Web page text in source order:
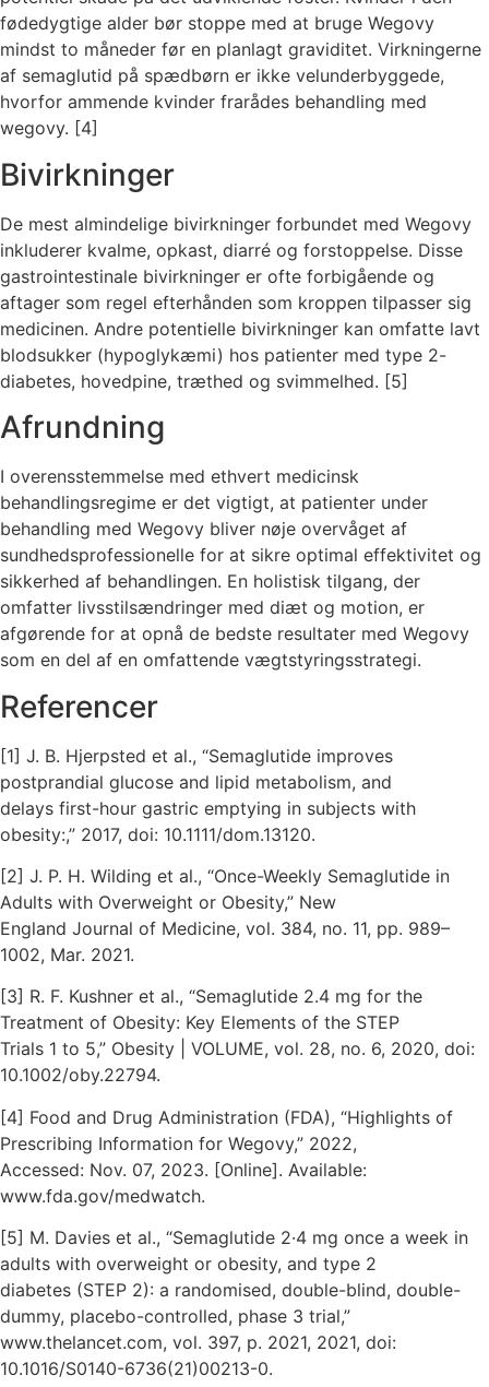
fødedygtige alder bør stoppe med at bruge Wegovy
mindst to måneder før en planlagt graviditet. Virkningerne
af semaglutid på spædbørn er ikke velunderbyggede,
hvorfor ammende kvinder frarådes behandling med
wegovy. [4]
Bivirkninger
De mest almindelige bivirkninger forbundet med Wegovy
inkluderer kvalme, opkast, diarré og forstoppelse. Disse
gastrointestinale bivirkninger er ofte forbigående og
aftager som regel efterhånden som kroppen tilpasser sig
medicinen. Andre potentielle bivirkninger kan omfatte lavt
blodsukker (hypoglykæmi) hos patienter med type 2-
diabetes, hovedpine, træthed og svimmelhed. [5]
Afrundning
I overensstemmelse med ethvert medicinsk
behandlingsregime er det vigtigt, at patienter under
behandling med Wegovy bliver nøje overvåget af
sundhedsprofessionelle for at sikre optimal effektivitet og
sikkerhed af behandlingen. En holistisk tilgang, der
omfatter livsstilsændringer med diæt og motion, er
afgørende for at opnå de bedste resultater med Wegovy
som en del af en omfattende vægtstyringsstrategi.
Referencer
[1] J. B. Hjerpsted et al., “Semaglutide improves
postprandial glucose and lipid metabolism, and
delays first-hour gastric emptying in subjects with
obesity:,” 2017, doi: 10.1111/dom.13120.
[2] J. P. H. Wilding et al., “Once-Weekly Semaglutide in
Adults with Overweight or Obesity,” New
England Journal of Medicine, vol. 384, no. 11, pp. 989–
1002, Mar. 2021.
[3] R. F. Kushner et al., “Semaglutide 2.4 mg for the
Treatment of Obesity: Key Elements of the STEP
Trials 1 to 5,” Obesity | VOLUME, vol. 28, no. 6, 2020, doi:
10.1002/oby.22794.
[4] Food and Drug Administration (FDA), “Highlights of
Prescribing Information for Wegovy,” 2022,
Accessed: Nov. 07, 2023. [Online]. Available:
www.fda.gov/medwatch.
[5] M. Davies et al., “Semaglutide 2·4 mg once a week in
adults with overweight or obesity, and type 2
diabetes (STEP 2): a randomised, double-blind, double-
dummy, placebo-controlled, phase 3 trial,”
www.thelancet.com, vol. 397, p. 2021, 2021, doi:
10.1016/S0140-6736(21)00213-0.